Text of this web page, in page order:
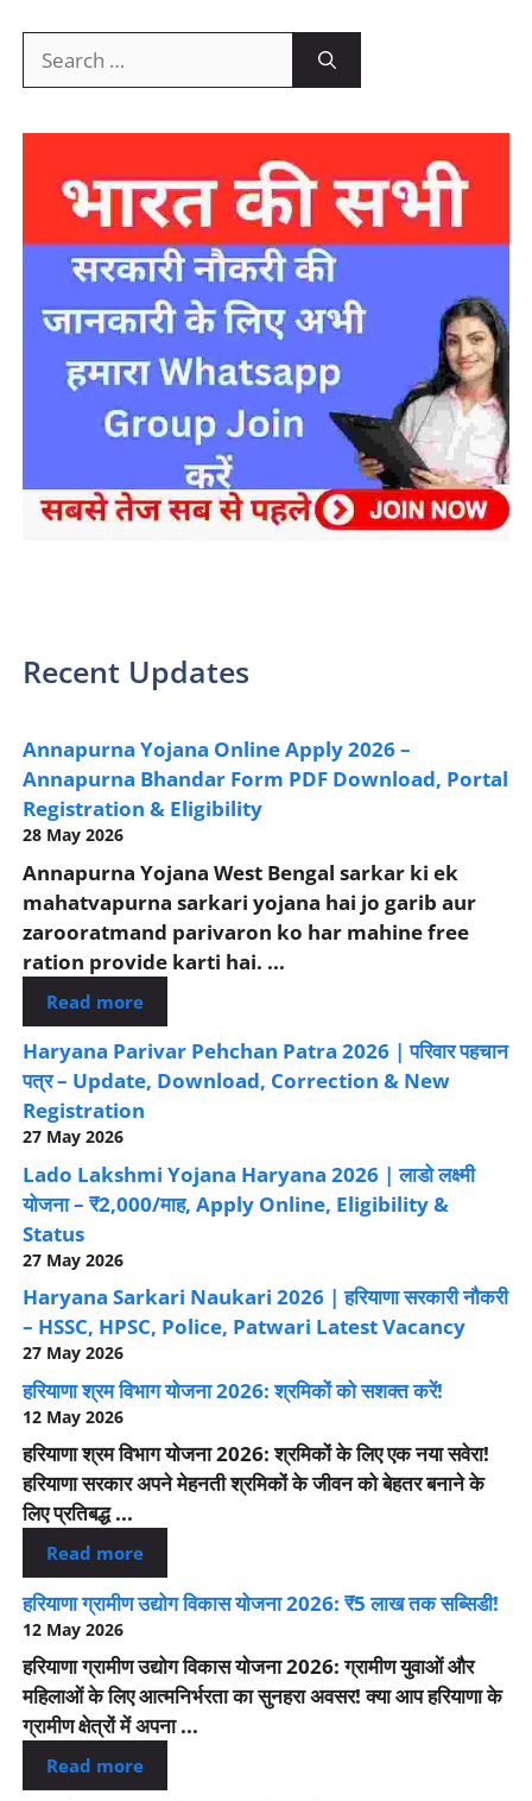
for:
Recent Updates
Annapurna Yojana Online Apply 2026 –
Annapurna Bhandar Form PDF Download, Portal
Registration & Eligibility
28 May 2026
Annapurna Yojana West Bengal sarkar ki ek
mahatvapurna sarkari yojana hai jo garib aur
zarooratmand parivaron ko har mahine free
ration provide karti hai. ...
Read more
Haryana Parivar Pehchan Patra 2026 | परिवार पहचान
पत्र – Update, Download, Correction & New
Registration
27 May 2026
Lado Lakshmi Yojana Haryana 2026 | लाडो लक्ष्मी
योजना – ₹2,000/माह, Apply Online, Eligibility &
Status
27 May 2026
Haryana Sarkari Naukari 2026 | हरियाणा सरकारी नौकरी
– HSSC, HPSC, Police, Patwari Latest Vacancy
27 May 2026
हरियाणा श्रम विभाग योजना 2026: श्रमिकों को सशक्त करें!
12 May 2026
हरियाणा श्रम विभाग योजना 2026: श्रमिकों के लिए एक नया सवेरा!
हरियाणा सरकार अपने मेहनती श्रमिकों के जीवन को बेहतर बनाने के
लिए प्रतिबद्ध ...
Read more
हरियाणा ग्रामीण उद्योग विकास योजना 2026: ₹5 लाख तक सब्सिडी!
12 May 2026
हरियाणा ग्रामीण उद्योग विकास योजना 2026: ग्रामीण युवाओं और
महिलाओं के लिए आत्मनिर्भरता का सुनहरा अवसर! क्या आप हरियाणा के
ग्रामीण क्षेत्रों में अपना ...
Read more